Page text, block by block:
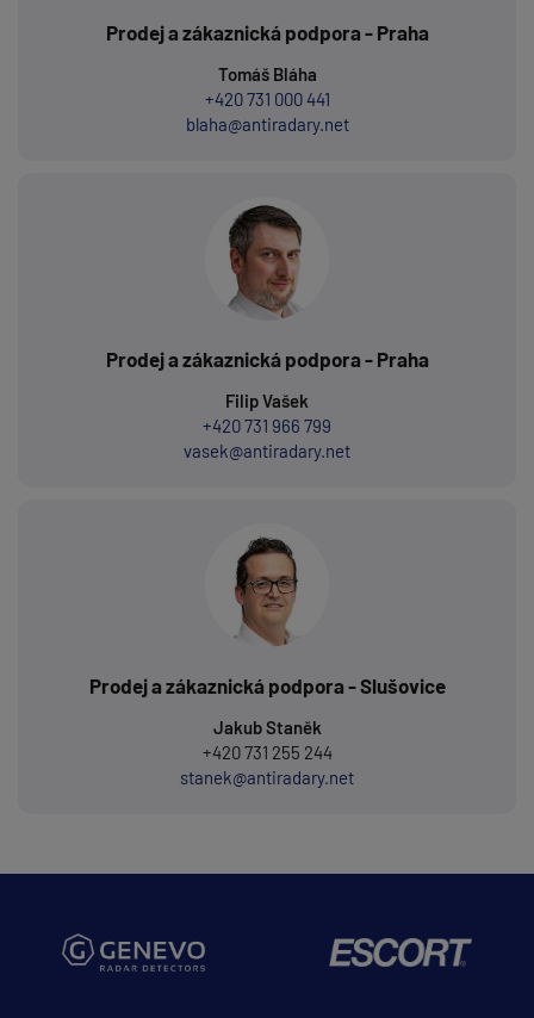
Prodej a zákaznická podpora - Praha
Tomáš Bláha
+420 731 000 441
blaha@antiradary.net
Prodej a zákaznická podpora - Praha
Filip Vašek
+420 731 966 799
vasek@antiradary.net
Prodej a zákaznická podpora - Slušovice
Jakub Staněk
+420 731 255 244
stanek@antiradary.net